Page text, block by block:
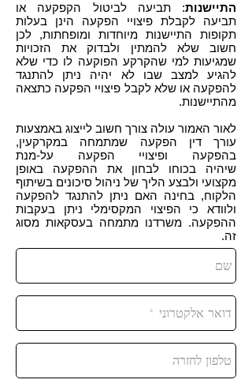
התיישנות: תביעה לביטול הקפקעה או
תביעה לקבלת פיצויי הפקעה הינן בעלות
תקופות התיישנות מיוחדות ומופחתות, לכן
חשוב שלא להמתין ולבדוק את הזכויות
שמגיעות למי שהקרקע הפוקעה לו כדי שלא
להגיע למצב שבו לא יהיה ניתן להתנגד
להפקעה או שלא לקבל פיצויי הפקעה כתצאה
מהתיישנות.
לאור האמור עולה צורך חשוב לייצוג באמצעות
עורך דין הפקעה שמתמחה במקרקעין,
בהפקעה ופיצויי הפקעה על-מנת
שיהיה בכוחו לבחון את ההפקעה באופן
מקצועי ולבצע הליך של ניהול סיכונים בשיתוף
הלקוח, בחינה האם ניתן להתנגד להפקעה
ולוודא כי הפיצוי המקסימלי ניתן בעקבות
ההפקעה. משרדנו מתמחה בעסקאות מסוג
זה.